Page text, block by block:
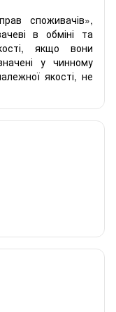
споживачів»,
в обміні та
якщо вони
у чинному
якості, не